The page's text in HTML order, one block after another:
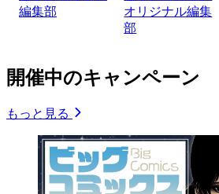
編集部
オリジナル編集
部
開催中のキャンペーン
もっと見る